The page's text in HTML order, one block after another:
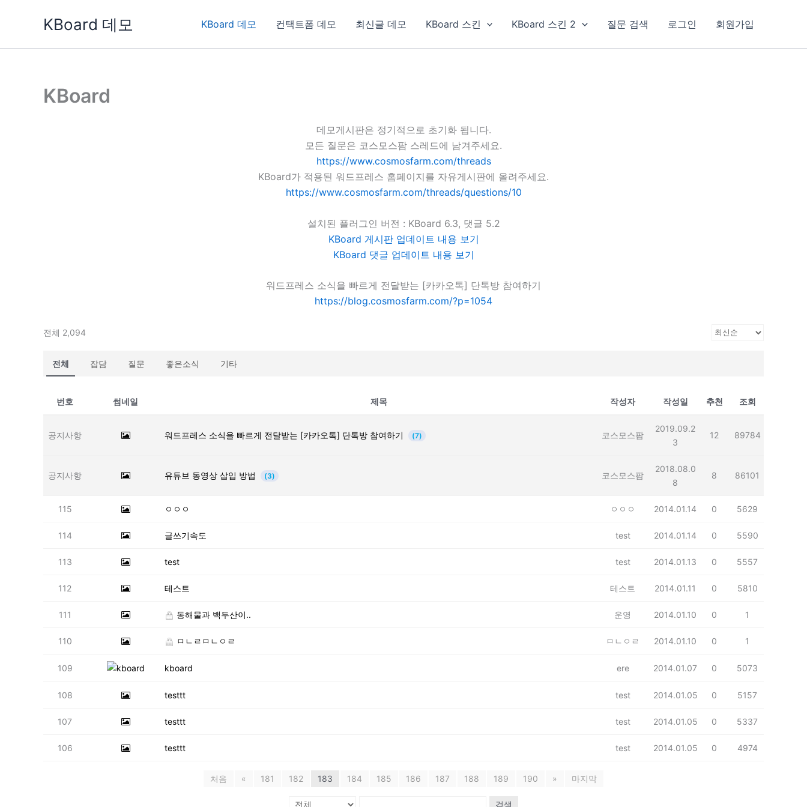
KBoard 데모 KBoard 데모 컨택트폼 데모 최신글 데모 KBoard 스킨 KBoard 스킨 2 질문 검색 로그인 회원가입
KBoard
데모게시판은 정기적으로 초기화 됩니다.
모든 질문은 코스모스팜 스레드에 남겨주세요.
https://www.cosmosfarm.com/threads
KBoard가 적용된 워드프레스 홈페이지를 자유게시판에 올려주세요.
https://www.cosmosfarm.com/threads/questions/10
설치된 플러그인 버전 : KBoard 6.3, 댓글 5.2
KBoard 게시판 업데이트 내용 보기
KBoard 댓글 업데이트 내용 보기
워드프레스 소식을 빠르게 전달받는 [카카오톡] 단톡방 참여하기
https://blog.cosmosfarm.com/?p=1054
전체 2,094
전체 잡담 질문 좋은소식 기타
번호 썸네일 제목 작성자 작성일 추천 조회
공지사항 워드프레스 소식을 빠르게 전달받는 [카카오톡] 단톡방 참여하기 (7) 코스모스팜
2019.09.2
3
12 89784
공지사항 유튜브 동영상 삽입 방법 (3) 코스모스팜
2018.08.0
8
8 86101
115 ㅇㅇㅇ ㅇㅇㅇ 2014.01.14 0 5629
114 글쓰기속도 test 2014.01.14 0 5590
113 test test 2014.01.13 0 5557
112 테스트 테스트 2014.01.11 0 5810
111 동해물과 백두산이.. 운영 2014.01.10 0 1
110 ㅁㄴㄹㅁㄴㅇㄹ ㅁㄴㅇㄹ 2014.01.10 0 1
109 kboard ere 2014.01.07 0 5073
108 testtt test 2014.01.05 0 5157
107 testtt test 2014.01.05 0 5337
106 testtt test 2014.01.05 0 4974
처음 « 181 182 183 184 185 186 187 188 189 190 » 마지막
검색